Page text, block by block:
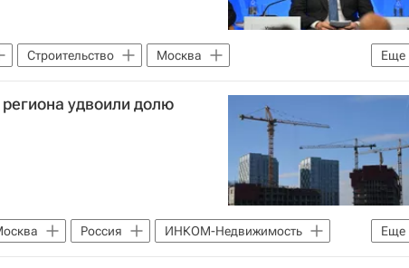
Еще
Строительство
Москва
Москвы)
удвоили долю
Еще
Россия
ИНКОМ-Недвижимость